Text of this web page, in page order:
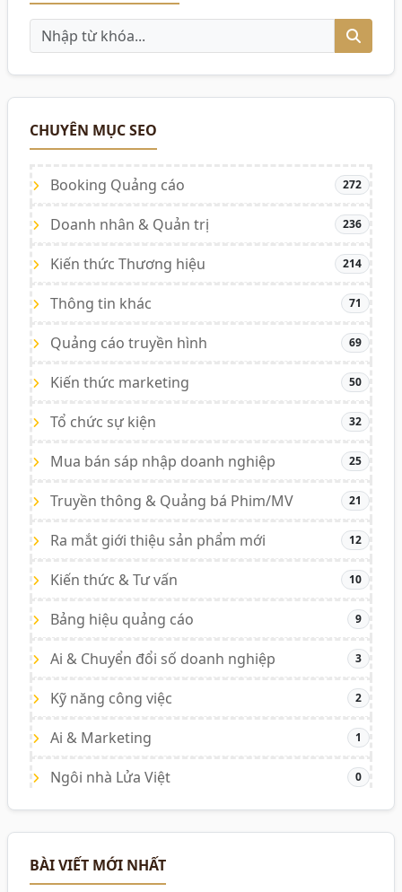
CHUYÊN MỤC SEO
Booking Quảng cáo 272
Doanh nhân & Quản trị 236
Kiến thức Thương hiệu 214
Thông tin khác 71
Quảng cáo truyền hình 69
Kiến thức marketing 50
Tổ chức sự kiện 32
Mua bán sáp nhập doanh nghiệp 25
Truyền thông & Quảng bá Phim/MV 21
Ra mắt giới thiệu sản phẩm mới 12
Kiến thức & Tư vấn 10
Bảng hiệu quảng cáo 9
Ai & Chuyển đổi số doanh nghiệp 3
Kỹ năng công việc 2
Ai & Marketing 1
Ngôi nhà Lửa Việt 0
BÀI VIẾT MỚI NHẤT